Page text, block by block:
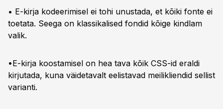
• E-kirja kodeerimisel ei tohi unustada, et kõiki fonte ei
toetata. Seega on klassikalised fondid kõige kindlam
valik.
•E-kirja koostamisel on hea tava kõik CSS-id eraldi
kirjutada, kuna väidetavalt eelistavad meilikliendid sellist
varianti.